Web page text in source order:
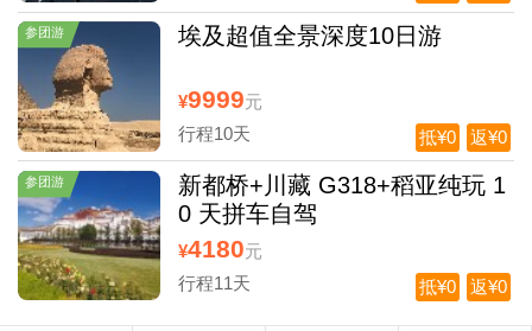
参团游 埃及超值全景深度10日游
¥9999元
行程10天
返¥0
抵¥0
参团游
新都桥+川藏 G318+稻亚纯玩 1
0 天拼车自驾
¥4180元
行程11天
返¥0
抵¥0